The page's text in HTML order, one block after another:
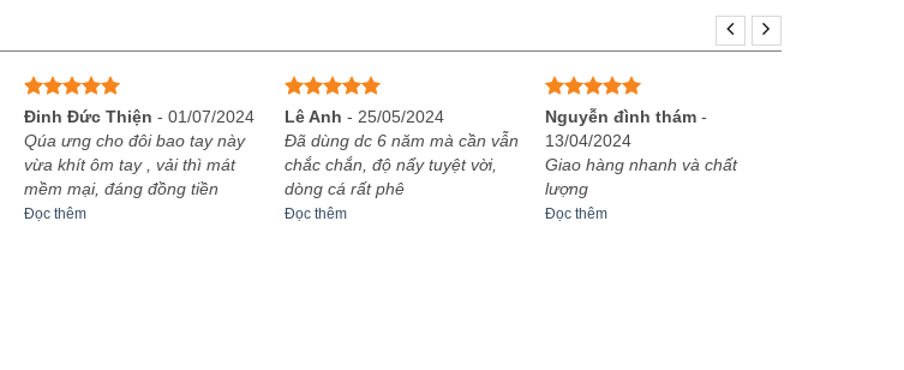
Được xếp
hạng
sao
Đinh Đức Thiện -01/07/2024
Qúa ưng cho đôi bao tay này
vừa khít ôm tay , vải thì mát
mềm mại, đáng đồng tiền
Đọc thêm
Được xếp
hạng
sao
Lê Anh - 25/05/2024
Đã dùng dc 6 năm mà cần vẫn
chắc chắn, độ nẩy tuyệt vời,
dòng cá rất phê
Đọc thêm
Được xếp
hạng55
sao
Nguyễn đình thám-
13/04/2024
Giao hàng nhanh và chất
lượng
Đọc thêm